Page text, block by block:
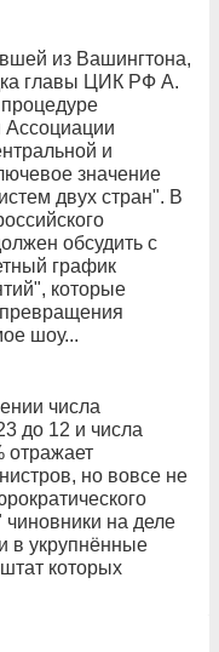
из Вашингтона,
главы ЦИК РФ А.
Ассоциации
и
значение
двух стран". В
обсудить с
график
которые
шоу...
числа
до 12 и числа
отражает
но вовсе не
на деле
в укрупнённые
которых